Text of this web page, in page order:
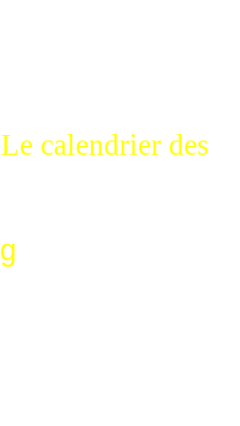
Le calendrier des